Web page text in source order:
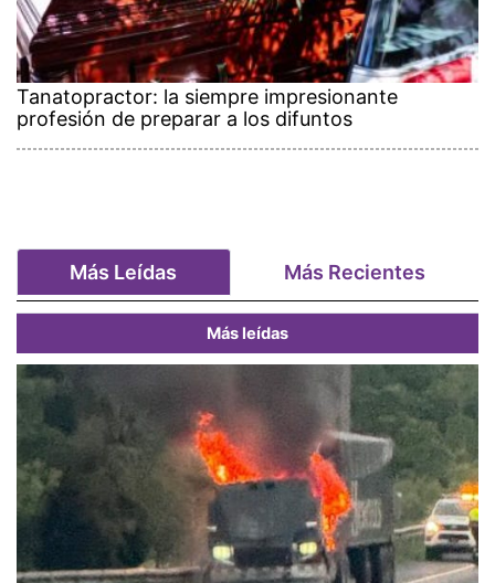
Tanatopractor: la siempre impresionante
profesión de preparar a los difuntos
Más Leídas Más Recientes
Más leídas